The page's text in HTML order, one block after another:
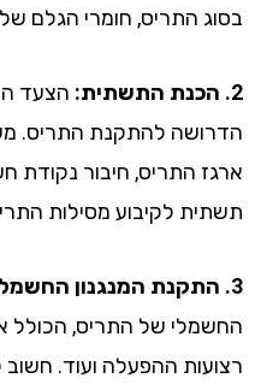
התריס, חומרי הגלם שלו
הצעד הבא
להתקנת התריס. משימה
התריס, חיבור נקודת חשמל
לקיבוע מסילות התריס.
של התריס, הכולל את
ההפעלה ועוד. חשוב